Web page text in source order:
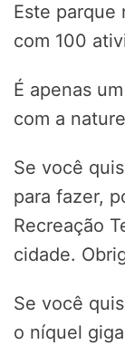
Este parque
com 100
É apenas
com a
Se você
para fazer,
Recreação
cidade.
Se você
o níquel